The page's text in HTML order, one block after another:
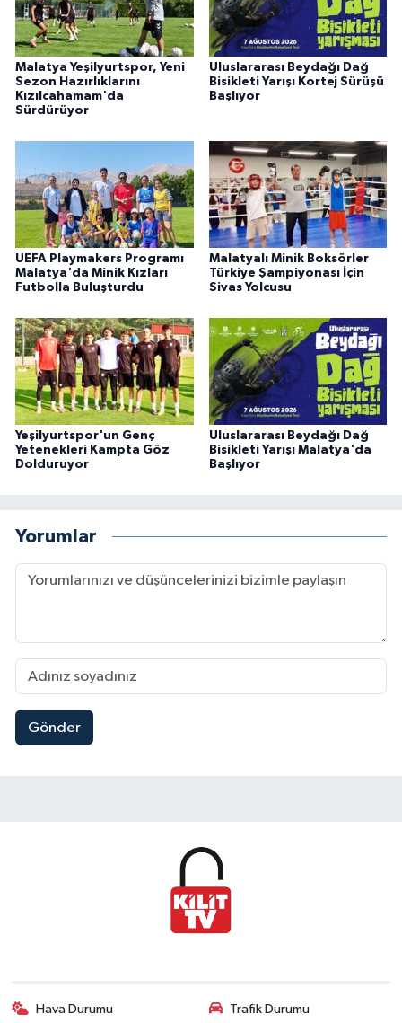
Malatya Yeşilyurtspor, Yeni
Sezon Hazırlıklarını
Kızılcahamam'da
Sürdürüyor
Uluslararası Beydağı Dağ
Bisikleti Yarışı Kortej Sürüşü
Başlıyor
UEFA Playmakers Programı
Malatya'da Minik Kızları
Futbolla Buluşturdu
Malatyalı Minik Boksörler
Türkiye Şampiyonası İçin
Sivas Yolcusu
Yeşilyurtspor'un Genç
Yetenekleri Kampta Göz
Dolduruyor
Uluslararası Beydağı Dağ
Bisikleti Yarışı Malatya'da
Başlıyor
Yorumlar
Gönder
Hava Durumu Trafik Durumu